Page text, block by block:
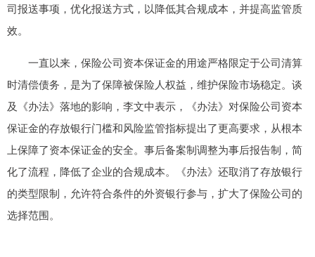
司报送事项，优化报送方式，以降低其合规成本，并提高监管质
效。
一直以来，保险公司资本保证金的用途严格限定于公司清算
时清偿债务，是为了保障被保险人权益，维护保险市场稳定。谈
及《办法》落地的影响，李文中表示，《办法》对保险公司资本
保证金的存放银行门槛和风险监管指标提出了更高要求，从根本
上保障了资本保证金的安全。事后备案制调整为事后报告制，简
化了流程，降低了企业的合规成本。《办法》还取消了存放银行
的类型限制，允许符合条件的外资银行参与，扩大了保险公司的
选择范围。